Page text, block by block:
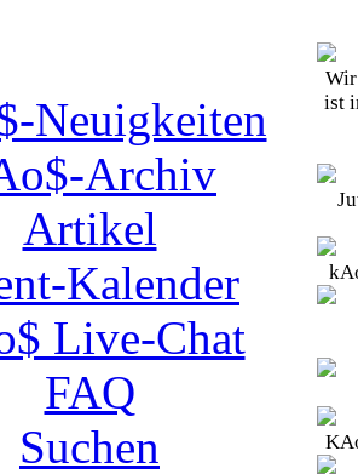
Neuigkeiten
Archiv
Artikel
Kalender
Live-Chat
FAQ
Suchen
ist